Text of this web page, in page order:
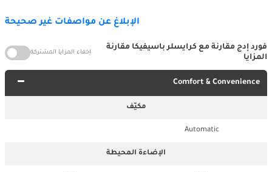
الإبلاغ عن مواصفات غير صحيحة
فورد إدج مقارنة مع كرايسلر باسيفيكا مقارنة
المزايا
إخفاء المزايا المشتركة
Comfort & Convenience
مكيّف
Automatic
الإضاءة المحيطة